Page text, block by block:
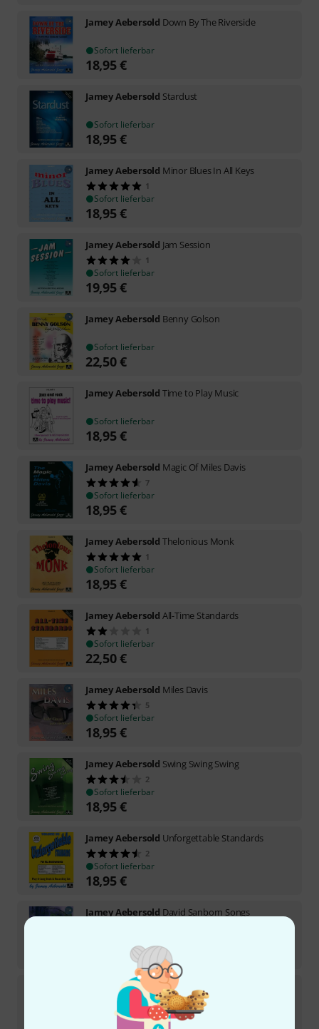
Jamey Aebersold Down By The Riverside
Sofort lieferbar
18,95€
Jamey Aebersold Stardust
Sofort lieferbar
18,95€
Jamey Aebersold Minor Blues In All Keys
1
Sofort lieferbar
18,95€
Jamey Aebersold Jam Session
1
Sofort lieferbar
19,95€
Jamey Aebersold Benny Golson
Sofort lieferbar
22,50€
Jamey Aebersold Time to Play Music
Sofort lieferbar
18,95€
Jamey Aebersold Magic Of Miles Davis
7
Sofort lieferbar
18,95€
Jamey Aebersold Thelonious Monk
1
Sofort lieferbar
18,95€
Jamey Aebersold All-Time Standards
1
Sofort lieferbar
22,50€
Jamey Aebersold Miles Davis
5
Sofort lieferbar
18,95€
Jamey Aebersold Swing Swing Swing
2
Sofort lieferbar
18,95€
Jamey Aebersold Unforgettable Standards
2
Sofort lieferbar
18,95€
Jamey Aebersold David Sanborn Songs
Jamey AebersoldJazz Holiday Classics
Sofort lieferbar